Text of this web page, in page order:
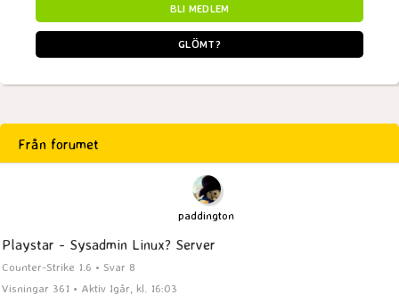
BLI MEDLEM
GLÖMT?
Från forumet
paddington
Playstar - Sysadmin Linux? Server
Counter-Strike 1.6 • Svar 8
Visningar 361 • Aktiv Igår, kl. 16:03